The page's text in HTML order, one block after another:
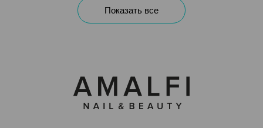
Показать все